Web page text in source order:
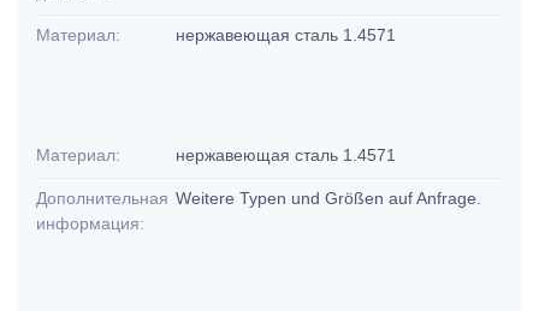
Материал: нержавеющая сталь 1.4571
Материал: нержавеющая сталь 1.4571
Дополнительная
информация:
Weitere Typen und Größen auf Anfrage.